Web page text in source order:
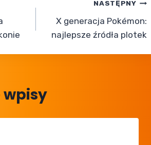
NASTĘPNY
X generacja Pokémon:
najlepsze źródła plotek
wpisy